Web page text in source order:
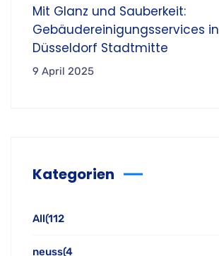
Mit Glanz und Sauberkeit:
Gebäudereinigungsservices in
Düsseldorf Stadtmitte
9 April 2025
Kategorien
All(112
neuss(4